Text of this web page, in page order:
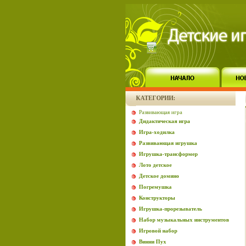
КАТЕГОРИИ:
Развивающая игра
Дидактическая игра
Игра-ходилка
Развивающая игрушка
Игрушка-трансформер
Лото детское
Детское домино
Погремушка
Конструкторы
Игрушка-прорезыватель
Набор музыкальных инструментов
Игровой набор
Винни Пух